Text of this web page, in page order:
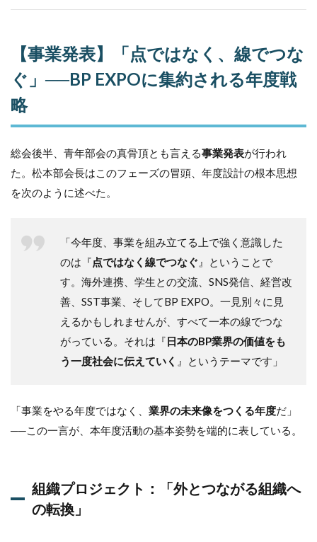
長野県千曲
市で開催
「青
年
部、
開国
せ
よ」
──
締め
でも
前を
向く
【事業発表】「点ではなく、線でつな
ぐ」──BP EXPOに集約される年度戦
略
総会後半、青年部会の真骨頂とも言える事業発表が行われ
た。松本部会長はこのフェーズの冒頭、年度設計の根本思想
を次のように述べた。
「今年度、事業を組み立てる上で強く意識した
のは『点ではなく線でつなぐ 』ということで
す。海外連携、学生との交流、SNS発信、経営改
善、SST事業、そしてBP EXPO。一見別々に見
えるかもしれませんが、すべて一本の線でつな
がっている。それは『日本のBP業界の価値をも
う一度社会に伝えていく 』というテーマです」
「事業をやる年度ではなく、 業界の未来像をつくる年度だ」
──この一言が、本年度活動の基本姿勢を端的に表している。
組織プロジェクト：「外とつながる組織へ
の転換」